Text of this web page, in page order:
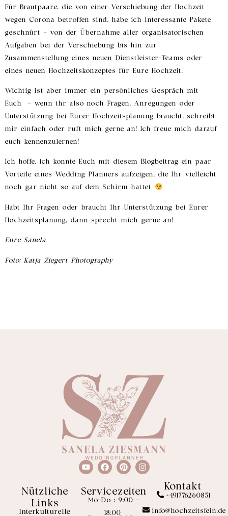
Für Brautpaare, die von einer Verschiebung der Hochzeit
wegen Corona betroffen sind, habe ich interessante Pakete
geschnürt – von der Übernahme aller organisatorischen
Aufgaben bei der Verschiebung bis hin zur
Zusammenstellung eines neuen Dienstleister-Teams oder
eines neuen Hochzeitskonzeptes für Eure Hochzeit.
Wichtig ist aber immer ein persönliches Gespräch mit
Euch – wenn ihr also noch Fragen, Anregungen oder
Unterstützung bei Eurer Hochzeitsplanung braucht, schreibt
mir einfach oder ruft mich gerne an! Ich freue mich darauf
euch kennenzulernen!
Ich hoffe, ich konnte Euch mit diesem Blogbeitrag ein paar
Vorteile eines Wedding Planners aufzeigen, die Ihr vielleicht
noch gar nicht so auf dem Schirm hattet
Habt Ihr Fragen oder braucht Ihr Unterstützung bei Eurer
Hochzeitsplanung, dann sprecht mich gerne an!
Eure Sanela
Foto: Katja Ziegert Photography
Nützliche
Links
Interkulturelle
Servicezeiten
Mo-Do : 9:00 –
18:00
Kontakt
+491776260851
info@hochzeitsfein.de